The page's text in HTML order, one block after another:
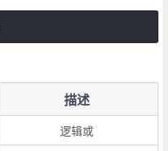
描述
逻辑或